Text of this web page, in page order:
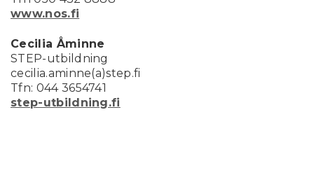
www.nos.fi
Cecilia Åminne
STEP-utbildning
cecilia.aminne(a)step.fi
Tfn: 044 3654741
step-utbildning.fi